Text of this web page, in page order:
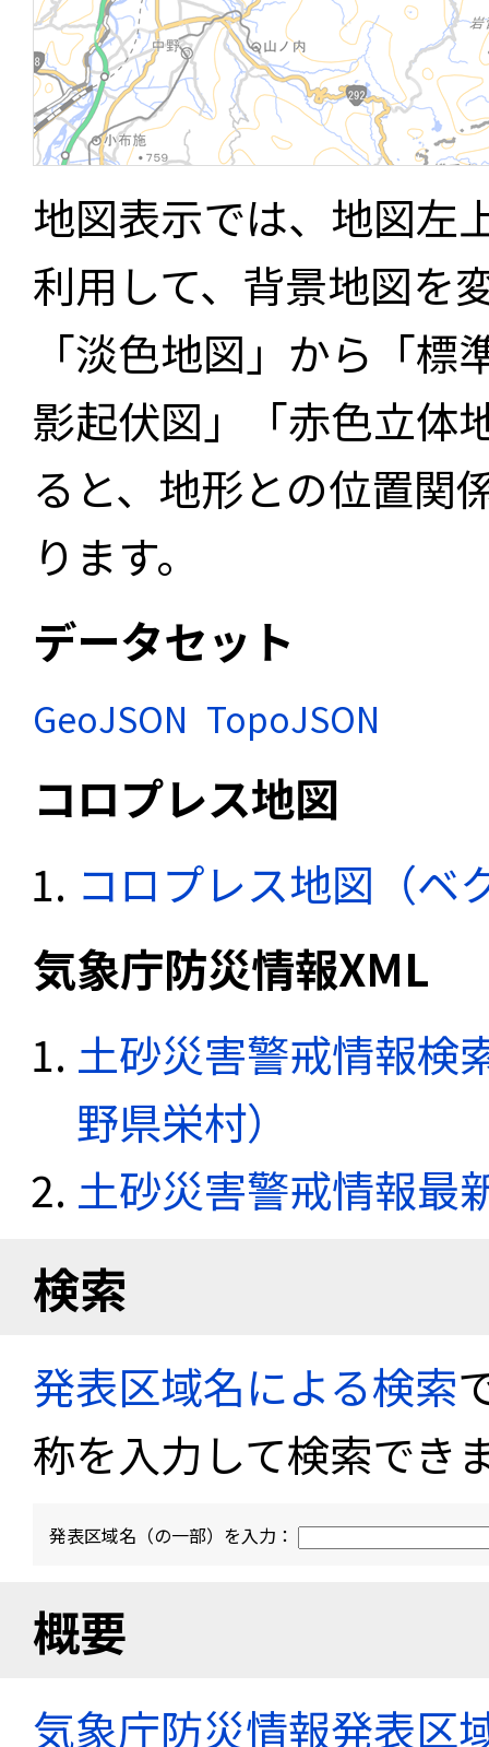
地図表示では、地図左
利用して、背景地図を
「淡色地図」から「
影起伏図」「赤色立体
ると、地形との位置関
ります。
データセット
GeoJSON TopoJSON
コロプレス地図
コロプレス地図（ベ
気象庁防災情報XML
土砂災害警戒情報検
野県栄村）
土砂災害警戒情報最
検索
発表区域名による検索
称を入力して検索でき
発表区域名（の一部）を入力：
概要
気象庁防災情報発表区